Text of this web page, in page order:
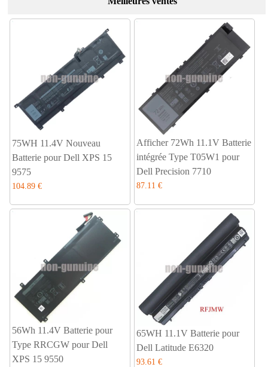
75WH 11.4V Nouveau
Batterie pour Dell XPS 15
9575
104.89 €
Afficher 72Wh 11.1V Batterie
intégrée Type T05W1 pour
Dell Precision 7710
87.11 €
56Wh 11.4V Batterie pour
Type RRCGW pour Dell
XPS 15 9550
65WH 11.1V Batterie pour
Dell Latitude E6320
93.61 €